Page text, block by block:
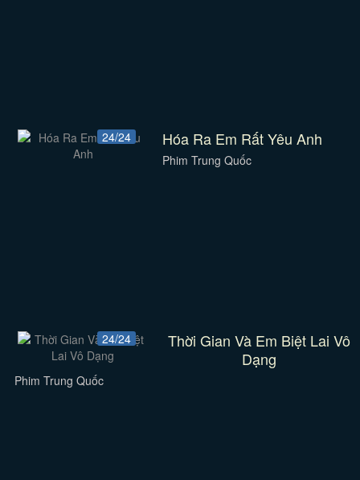
24/24 Hóa Ra Em Rất Yêu Anh
Phim Trung Quốc
24/24
Thời Gian Và Em Biệt Lai Vô
Dạng
Phim Trung Quốc